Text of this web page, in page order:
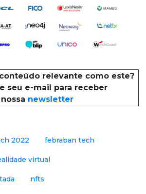
relevante como este?
seu e-mail para receber
nossa newsletter
2022 febraban tech
virtual
nfts